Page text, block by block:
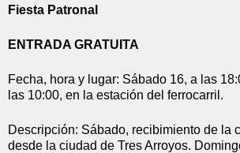
Fiesta Patronal
ENTRADA GRATUITA
Fecha, hora y lugar: Sábado 16, a las
las 10:00, en la estación del ferrocarril.
Descripción: Sábado, recibimiento de la
desde la ciudad de Tres Arroyos.